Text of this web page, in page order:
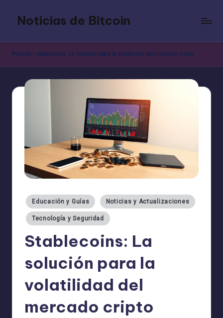
contenido
Noticias de Bitcoin
Portada » Stablecoins: La solución para la volatilidad del mercado cripto
Publicado
en
Educación y Guías Noticias y Actualizaciones
Tecnología y Seguridad
Stablecoins: La
solución para la
volatilidad del
mercado cripto